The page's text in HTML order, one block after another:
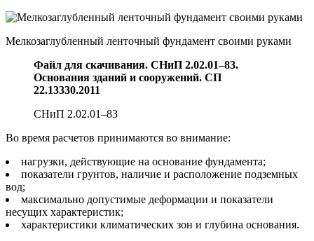
Мелкозаглубленный ленточный фундамент своими руками
Файл для скачивания. СНиП 2.02.01–83.
Основания зданий и сооружений. СП
22.13330.2011
СНиП 2.02.01–83
Во время расчетов принимаются во внимание:
нагрузки, действующие на основание фундамента;
показатели грунтов, наличие и расположение подземных
вод;
максимально допустимые деформации и показатели
несущих характеристик;
характеристики климатических зон и глубина основания.